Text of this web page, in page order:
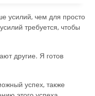
усилий, чем для просто
требуется, чтобы
другие. Я готов
успех, также